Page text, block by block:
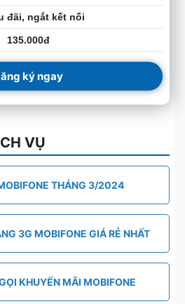
đãi, ngắt kết nối
135.000đ
ký ngay
VỤ
THÁNG 3/2024
3G MOBIFONE GIÁ RẺ NHẤT
KHUYẾN MÃI MOBIFONE